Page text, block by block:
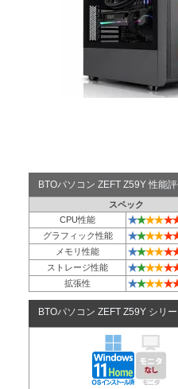
BTOパソコン ZEFT Z59Y 性能
スペック
CPU性能
★★★★★
グラフィック性能 ★★★★★
メモリ性能 ★★★★★
ストレージ性能 ★★★★★
拡張性 ★★★★★
BTOパソコン ZEFT Z59Y シリ